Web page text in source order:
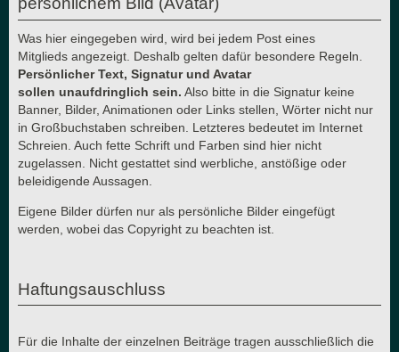
Was hier eingegeben wird, wird bei jedem Post eines
Mitglieds angezeigt. Deshalb gelten dafür besondere Regeln.
Persönlicher Text, Signatur und Avatar
sollen unaufdringlich sein. Also bitte in die Signatur keine
Banner, Bilder, Animationen oder Links stellen, Wörter nicht nur
in Großbuchstaben schreiben. Letzteres bedeutet im Internet
Schreien. Auch fette Schrift und Farben sind hier nicht
zugelassen. Nicht gestattet sind werbliche, anstößige oder
beleidigende Aussagen.
Eigene Bilder dürfen nur als persönliche Bilder eingefügt
werden, wobei das Copyright zu beachten ist.
Haftungsauschluss
Für die Inhalte der einzelnen Beiträge tragen ausschließlich die